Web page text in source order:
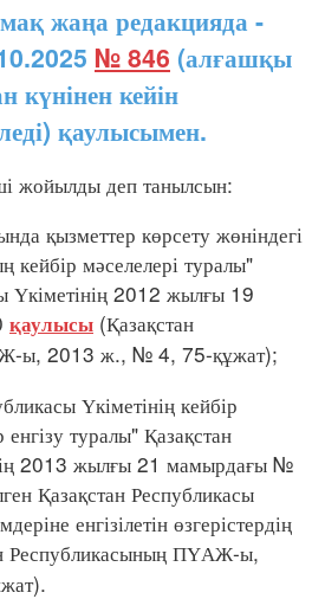
жаңа редакцияда -
№ 846 (алғашқы
күнінен кейін
қаулысымен.
деп танылсын:
қызметтер көрсету жөніндегі
кейбір мәселелері туралы"
Үкіметінің 2012 жылғы 19
қаулысы (Қазақстан
ы, 2013 ж., № 4, 75-құжат);
Үкіметінің кейбір
туралы" Қазақстан
2013 жылғы 21 мамырдағы №
Қазақстан Республикасы
енгізілетін өзгерістердің
Республикасының ПҮАЖ-ы,